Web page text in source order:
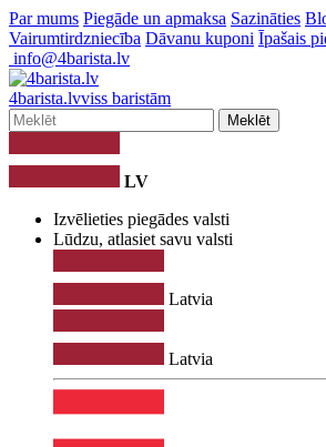
Par mums Piegāde un apmaksa Sazināties
Vairumtirdzniecība Dāvanu kuponi Īpašais
info@4barista.lv
4barista.lvviss baristām
Meklēt
LV
Izvēlieties piegādes valsti
Lūdzu, atlasiet savu valsti
Latvia
Latvia